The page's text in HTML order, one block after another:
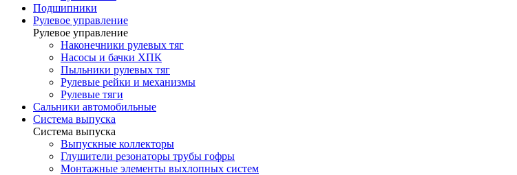
Подшипники
Рулевое управление
Рулевое управление
Наконечники рулевых тяг
Насосы и бачки ХПК
Пыльники рулевых тяг
Рулевые рейки и механизмы
Рулевые тяги
Сальники автомобильные
Система выпуска
Система выпуска
Выпускные коллекторы
Глушители резонаторы трубы гофры
Монтажные элементы выхлопных систем